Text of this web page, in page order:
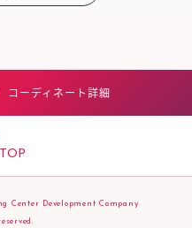
コーディネート詳細
Center Development Company